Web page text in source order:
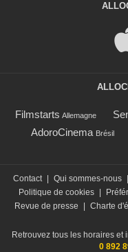
Filmstarts Allemagne
AdoroCinema Brésil
Contact Qui sommes-nous
Politique de cookies
Revue de presse
Charte
Retrouvez tous les horaires et
0 892